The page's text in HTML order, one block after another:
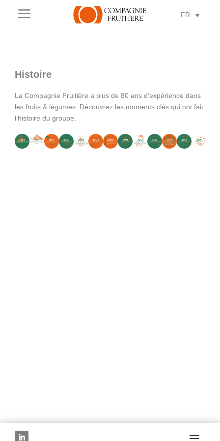
a FR
Histoire
La Compagnie Fruitière a plus de 80 ans d’expérience dans
les fruits & légumes. Découvrez les moments clés qui ont fait
l’histoire du groupe.